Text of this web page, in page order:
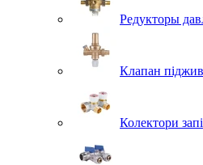
Редукторы
Клапан
Колектори